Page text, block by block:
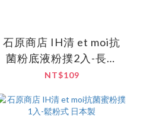
石原商店 IH清 et moi抗
菌粉底液粉撲2入-長角
形 日本製
NT$109